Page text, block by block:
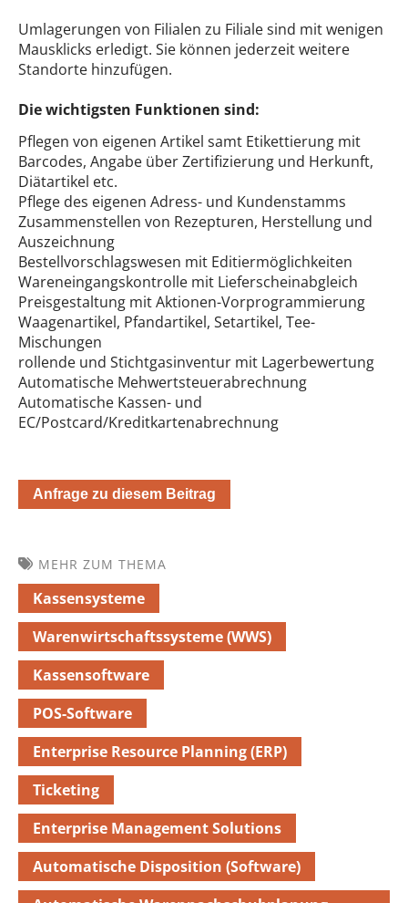
Umlagerungen von Filialen zu Filiale sind mit wenigen
Mausklicks erledigt. Sie können jederzeit weitere
Standorte hinzufügen.
Die wichtigsten Funktionen sind:
Pflegen von eigenen Artikel samt Etikettierung mit
Barcodes, Angabe über Zertifizierung und Herkunft,
Diätartikel etc.
Pflege des eigenen Adress- und Kundenstamms
Zusammenstellen von Rezepturen, Herstellung und
Auszeichnung
Bestellvorschlagswesen mit Editiermöglichkeiten
Wareneingangskontrolle mit Lieferscheinabgleich
Preisgestaltung mit Aktionen-Vorprogrammierung
Waagenartikel, Pfandartikel, Setartikel, Tee-
Mischungen
rollende und Stichtgasinventur mit Lagerbewertung
Automatische Mehwertsteuerabrechnung
Automatische Kassen- und
EC/Postcard/Kreditkartenabrechnung
Anfrage zu diesem Beitrag
MEHR ZUM THEMA
Kassensysteme
Warenwirtschaftssysteme (WWS)
Kassensoftware
POS-Software
Enterprise Resource Planning (ERP)
Ticketing
Enterprise Management Solutions
Automatische Disposition (Software)